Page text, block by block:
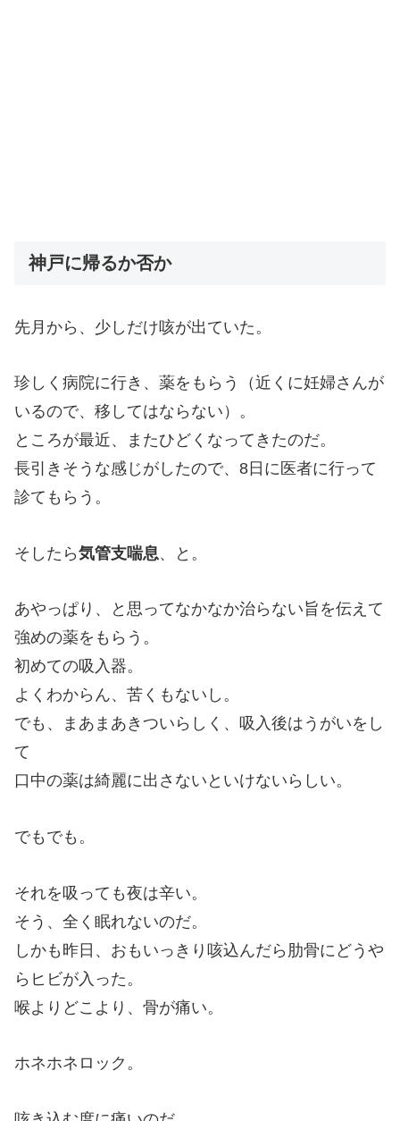
神戸に帰るか否か
先月から、少しだけ咳が出ていた。
珍しく病院に行き、薬をもらう（近くに妊婦さんが
いるので、移してはならない）。
ところが最近、またひどくなってきたのだ。
長引きそうな感じがしたので、8日に医者に行って
診てもらう。
そしたら気管支喘息、と。
あやっぱり、と思ってなかなか治らない旨を伝えて
強めの薬をもらう。
初めての吸入器。
よくわからん、苦くもないし。
でも、まあまあきついらしく、吸入後はうがいをし
て
口中の薬は綺麗に出さないといけないらしい。
でもでも。
それを吸っても夜は辛い。
そう、全く眠れないのだ。
しかも昨日、おもいっきり咳込んだら肋骨にどうや
らヒビが入った。
喉よりどこより、骨が痛い。
ホネホネロック。